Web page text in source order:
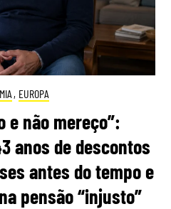
, EUROPA
e não mereço”:
anos de descontos
antes do tempo e
pensão “injusto”